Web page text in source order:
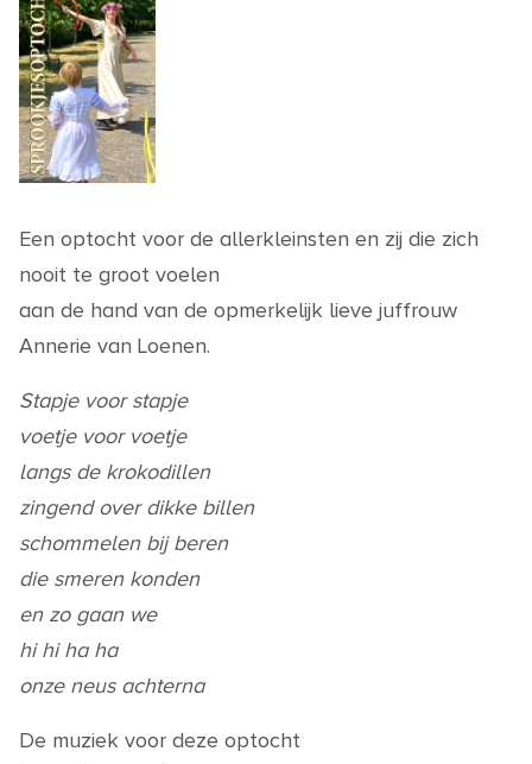
Een optocht voor de allerkleinsten en zij die zich
nooit te groot voelen
aan de hand van de opmerkelijk lieve juffrouw
Annerie van Loenen.
Stapje voor stapje
voetje voor voetje
langs de krokodillen
zingend over dikke billen
schommelen bij beren
die smeren konden
en zo gaan we
hi hi ha ha
onze neus achterna
De muziek voor deze optocht